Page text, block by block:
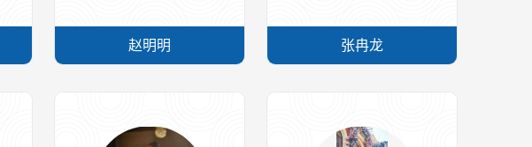
赵明明 张冉龙